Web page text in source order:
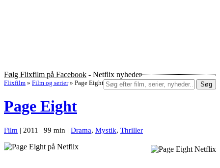
Følg Flixfilm på Facebook - Netflix nyheder
Søg
Flixfilm » Film og serier » Page Eight
Page Eight
Film | 2011 | 99 min | Drama, Mystik, Thriller